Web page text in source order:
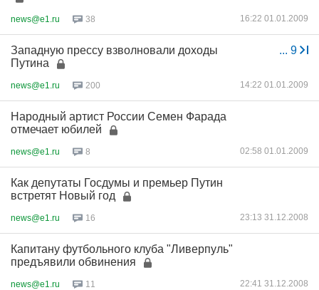
news@e1.ru 38 16:22 01.01.2009
... 9
Западную прессу взволновали доходы
Путина
news@e1.ru 200 14:22 01.01.2009
Народный артист России Семен Фарада
отмечает юбилей
news@e1.ru 8 02:58 01.01.2009
Как депутаты Госдумы и премьер Путин
встретят Новый год
news@e1.ru 16 23:13 31.12.2008
Капитану футбольного клуба "Ливерпуль"
предъявили обвинения
news@e1.ru 11 22:41 31.12.2008